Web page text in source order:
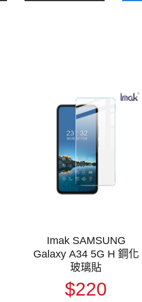
Imak SAMSUNG
Galaxy A34 5G H 鋼化
玻璃貼
$220